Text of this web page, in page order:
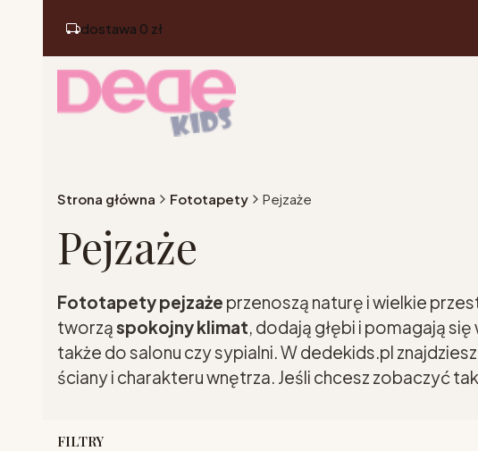
dostawa 0 zł
Strona główna Fototapety Pejzaże
Pejzaże
Fototapety pejzaże przenoszą naturę i wielkie
tworząspokojny klimat, dodają głębi i pomagają
także do salonu czy sypialni. W dedekids.pl znajdziesz
ściany i charakteru wnętrza. Jeśli chcesz zobaczyć
FILTRY